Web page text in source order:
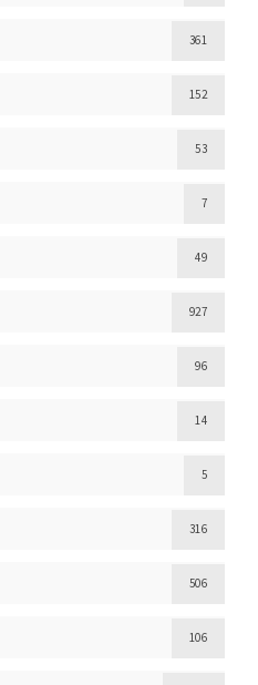
361
152
53
7
49
927
96
14
5
316
506
106